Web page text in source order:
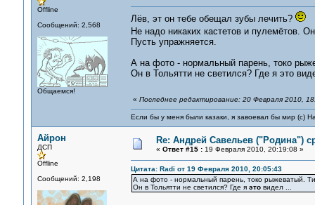
Offline
Сообщений: 2,568
Общаемся!
Лёв, эт он тебе обещал зубы лечить?
Не надо никаких кастетов и пулемётов.
Пусть упражняется.
А на фото - нормальный парень, токо
Он в Тольятти не светился? Где я это
« Последнее редактирование: 20 Февраля 2010,
Если бы у меня были казаки, я завоевал бы мир (с)
Айрон
ДСП
Offline
Сообщений: 2,198
Re: Андрей Савельев ("Родина")
« Ответ #15 :19 Февраля 2010, 20:19:08 »
Цитата: Radi от 19 Февраля 2010, 20:05:43
А на фото - нормальный парень, токо рыжеватый.
Он в Тольятти не светился? Где яэтовидел ...